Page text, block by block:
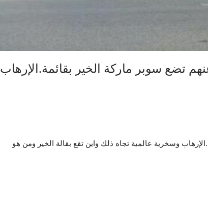
تضع سوبر ماركة الخير بقائمة.الإرهاب
وسخرية عالمية تجاه ذلك واين تقع بقالة الخير ومن هو